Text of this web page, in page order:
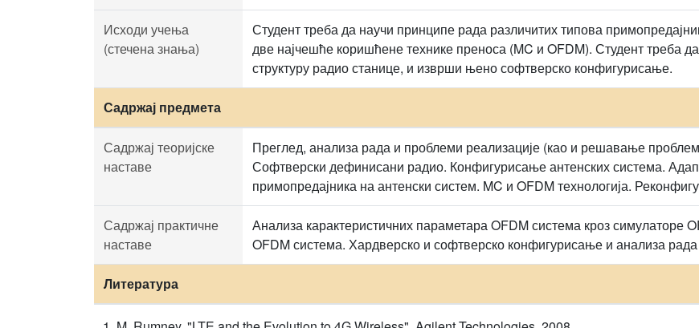
Исходи учења
(стечена знања)
Студент треба да научи принципе рада различитих типова
две најчешће коришћене технике преноса (MC и OFDM). Студент треба
структуру радио станице, и изврши њено софтверско конфигурисање.
Садржај предмета
Садржај теоријске
наставе
Преглед, анализа рада и проблеми реализације (као и решавање
Софтверски дефинисани радио. Конфигурисање антенских система.
примопредајника на антенски систем. MC и OFDM технологија.
Садржај практичне
наставе
Анализа карактеристичних параметара OFDM система кроз симулаторе
OFDM система. Хардверско и софтверско конфигурисање и анализа
Литература